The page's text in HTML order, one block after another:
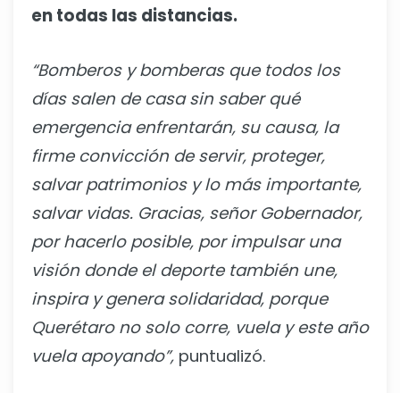
en todas las distancias.
“Bomberos y bomberas que todos los
días salen de casa sin saber qué
emergencia enfrentarán, su causa, la
firme convicción de servir, proteger,
salvar patrimonios y lo más importante,
salvar vidas. Gracias, señor Gobernador,
por hacerlo posible, por impulsar una
visión donde el deporte también une,
inspira y genera solidaridad, porque
Querétaro no solo corre, vuela y este año
vuela apoyando”, puntualizó.